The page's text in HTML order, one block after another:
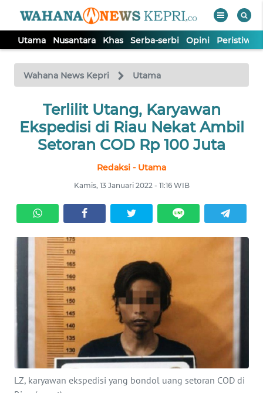
Utama Nusantara Khas Serba-serbi Opini Peristiwa
Wahana News Kepri Utama
Terlilit Utang, Karyawan
Ekspedisi di Riau Nekat Ambil
Setoran COD Rp 100 Juta
Redaksi - Utama
Kamis, 13 Januari 2022 - 11:16 WIB
LZ, karyawan ekspedisi yang bondol uang setoran COD di
TV
Tutup
UTAMA
NUSANTARA
SERBA-
SERBI
PERISTIWA
NATUNA
BINTAN
Informasi